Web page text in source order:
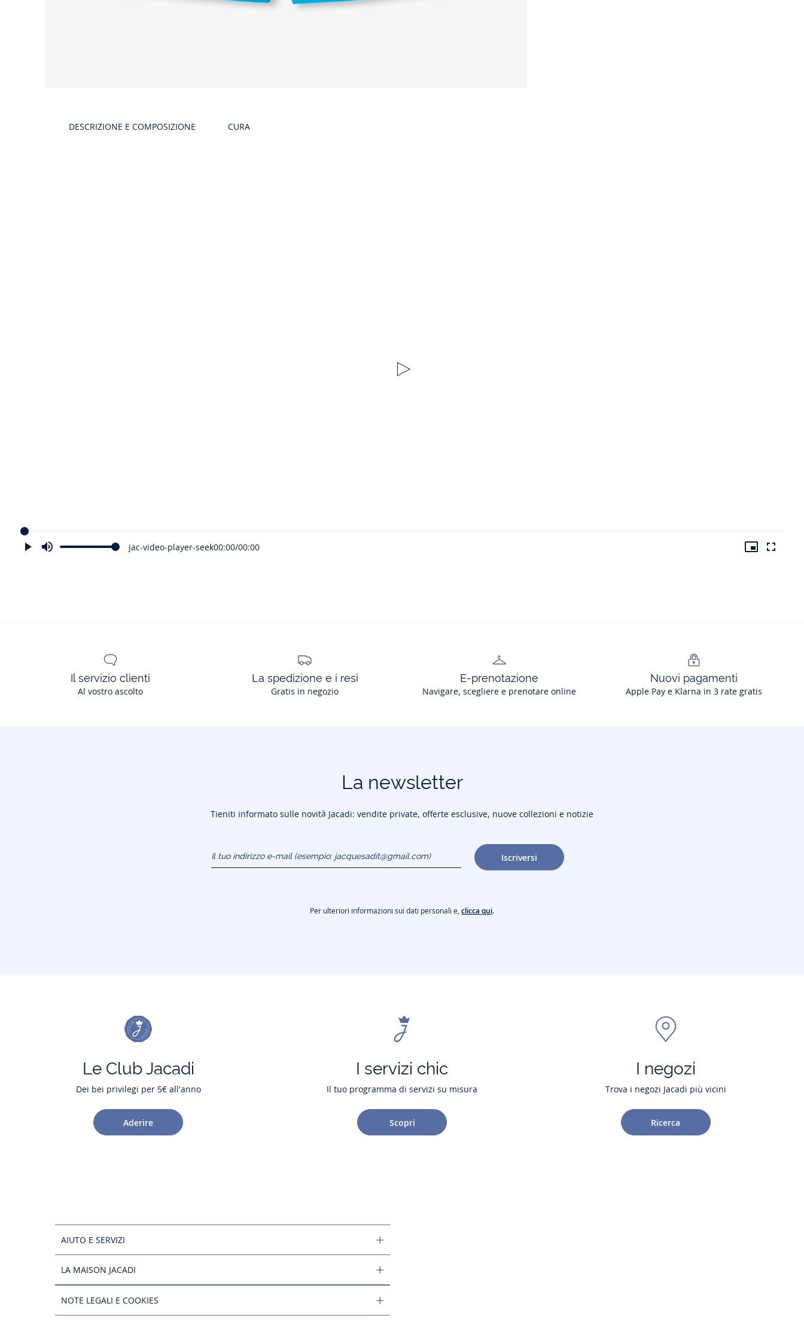
DESCRIZIONE E COMPOSIZIONE CURA
jac-video-player-seek00:00/00:00
Il servizio clienti
Al vostro ascolto
La spedizione e i resi
Gratis in negozio
E-prenotazione
Navigare, scegliere e prenotare online
Nuovi pagamenti
Apple Pay e Klarna in 3 rate gratis
La newsletter
Tieniti informato sulle novità Jacadi: vendite private, offerte esclusive, nuove collezioni e notizie
(esempio:
jacquesadit@gmail.com)
Iscriversi
Per ulteriori informazioni sui dati personali e,clicca qui.
Le Club Jacadi
Dei bei privilegi per 5€ all'anno
Aderire
I servizi chic
Il tuo programma di servizi su misura
Scopri
I negozi
Trova i negozi Jacadi più vicini
Ricerca
AIUTO E SERVIZI
LA MAISON JACADI
NOTE LEGALI E COOKIES